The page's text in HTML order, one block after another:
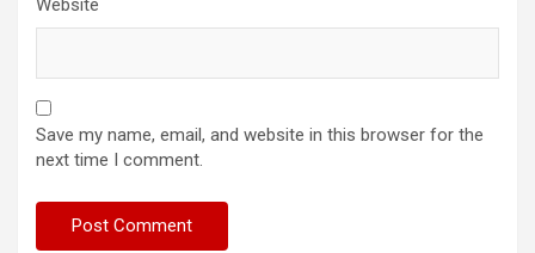
Website
Save my name, email, and website in this browser for the
next time I comment.